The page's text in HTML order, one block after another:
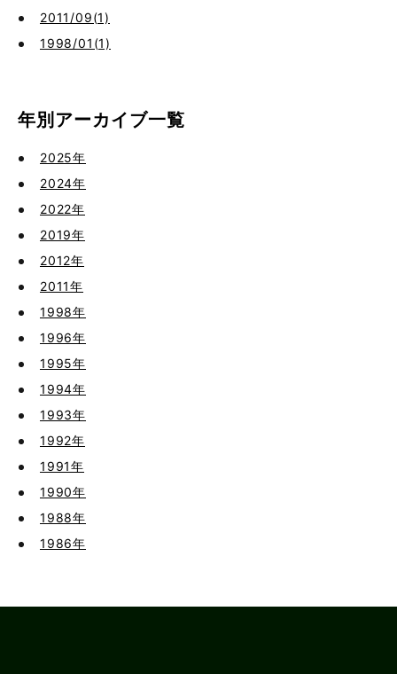
2011/09(1)
1998/01(1)
年別アーカイブ一覧
2025年
2024年
2022年
2019年
2012年
2011年
1998年
1996年
1995年
1994年
1993年
1992年
1991年
1990年
1988年
1986年